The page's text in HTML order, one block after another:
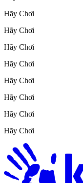
Hãy Chơi
Hãy Chơi
Hãy Chơi
Hãy Chơi
Hãy Chơi
Hãy Chơi
Hãy Chơi
Hãy Chơi